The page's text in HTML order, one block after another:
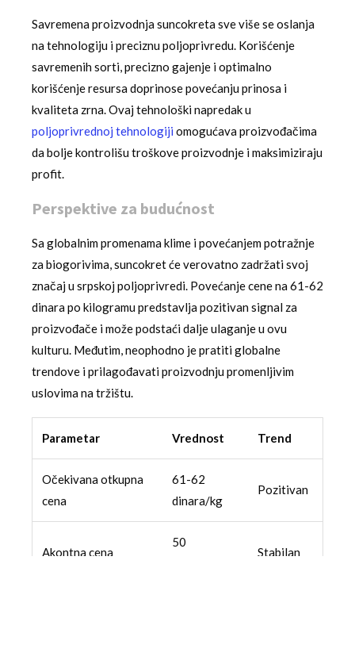
Savremena proizvodnja suncokreta sve više se oslanja
na tehnologiju i preciznu poljoprivredu. Korišćenje
savremenih sorti, precizno gajenje i optimalno
korišćenje resursa doprinose povećanju prinosa i
kvaliteta zrna. Ovaj tehnološki napredak u
poljoprivrednoj tehnologiji omogućava proizvođačima
da bolje kontrolišu troškove proizvodnje i maksimiziraju
profit.
Perspektive za budućnost
Sa globalnim promenama klime i povećanjem potražnje
za biogorivima, suncokret će verovatno zadržati svoj
značaj u srpskoj poljoprivredi. Povećanje cene na 61-62
dinara po kilogramu predstavlja pozitivan signal za
proizvođače i može podstaći dalje ulaganje u ovu
kulturu. Međutim, neophodno je pratiti globalne
trendove i prilagođavati proizvodnju promenljivim
uslovima na tržištu.
Parametar Vrednost Trend
Očekivana otkupna
cena
61-62
dinara/kg
Pozitivan
Akontna cena
50
Stabilan